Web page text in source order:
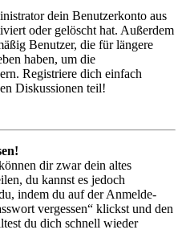
dein Benutzerkonto aus
oder gelöscht hat. Außerdem
Benutzer, die für längere
haben, um die
Registriere dich einfach
Diskussionen teil!
dir zwar dein altes
du kannst es jedoch
indem du auf der Anmelde-
vergessen“ klickst und den
du dich schnell wieder